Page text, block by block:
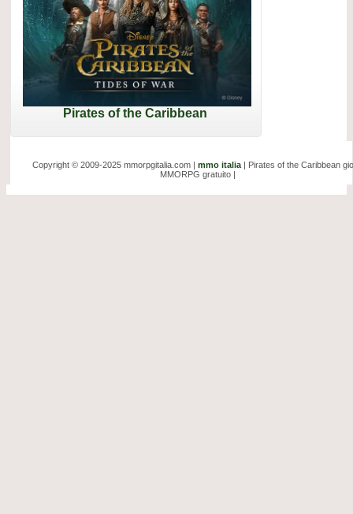
Pirates of the Caribbean
Copyright © 2009-2025 mmorpgitalia.com | mmo italia | Pirates of the Caribbean
MMORPG gratuito |